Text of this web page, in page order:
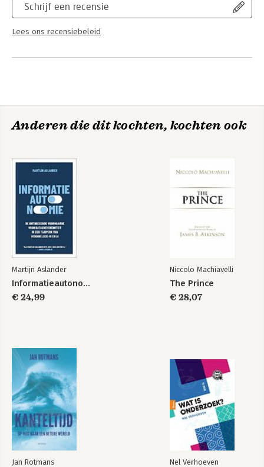
Schrijf een recensie
Lees ons recensiebeleid
Anderen die dit kochten, kochten ook
Martijn Aslander
Informatieautonomie
€ 24,99
Niccolo Machiavelli
The Prince
€ 28,07
Jan Rotmans Nel Verhoeven